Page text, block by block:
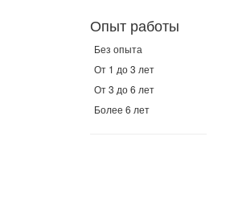
Опыт работы
Без опыта
От 1 до 3 лет
От 3 до 6 лет
Более 6 лет